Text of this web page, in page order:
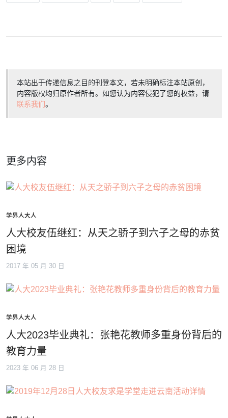
本站出于传递信息之目的刊登本文，若未明确标注本站原创，
内容版权均归原作者所有。如您认为内容侵犯了您的权益，请
联系我们。
更多内容
学界人大人
人大校友伍继红：从天之骄子到六子之母的赤贫
困境
2017 年 05 月 30 日
学界人大人
人大2023毕业典礼：张艳花教师多重身份背后的
教育力量
2023 年 06 月 28 日